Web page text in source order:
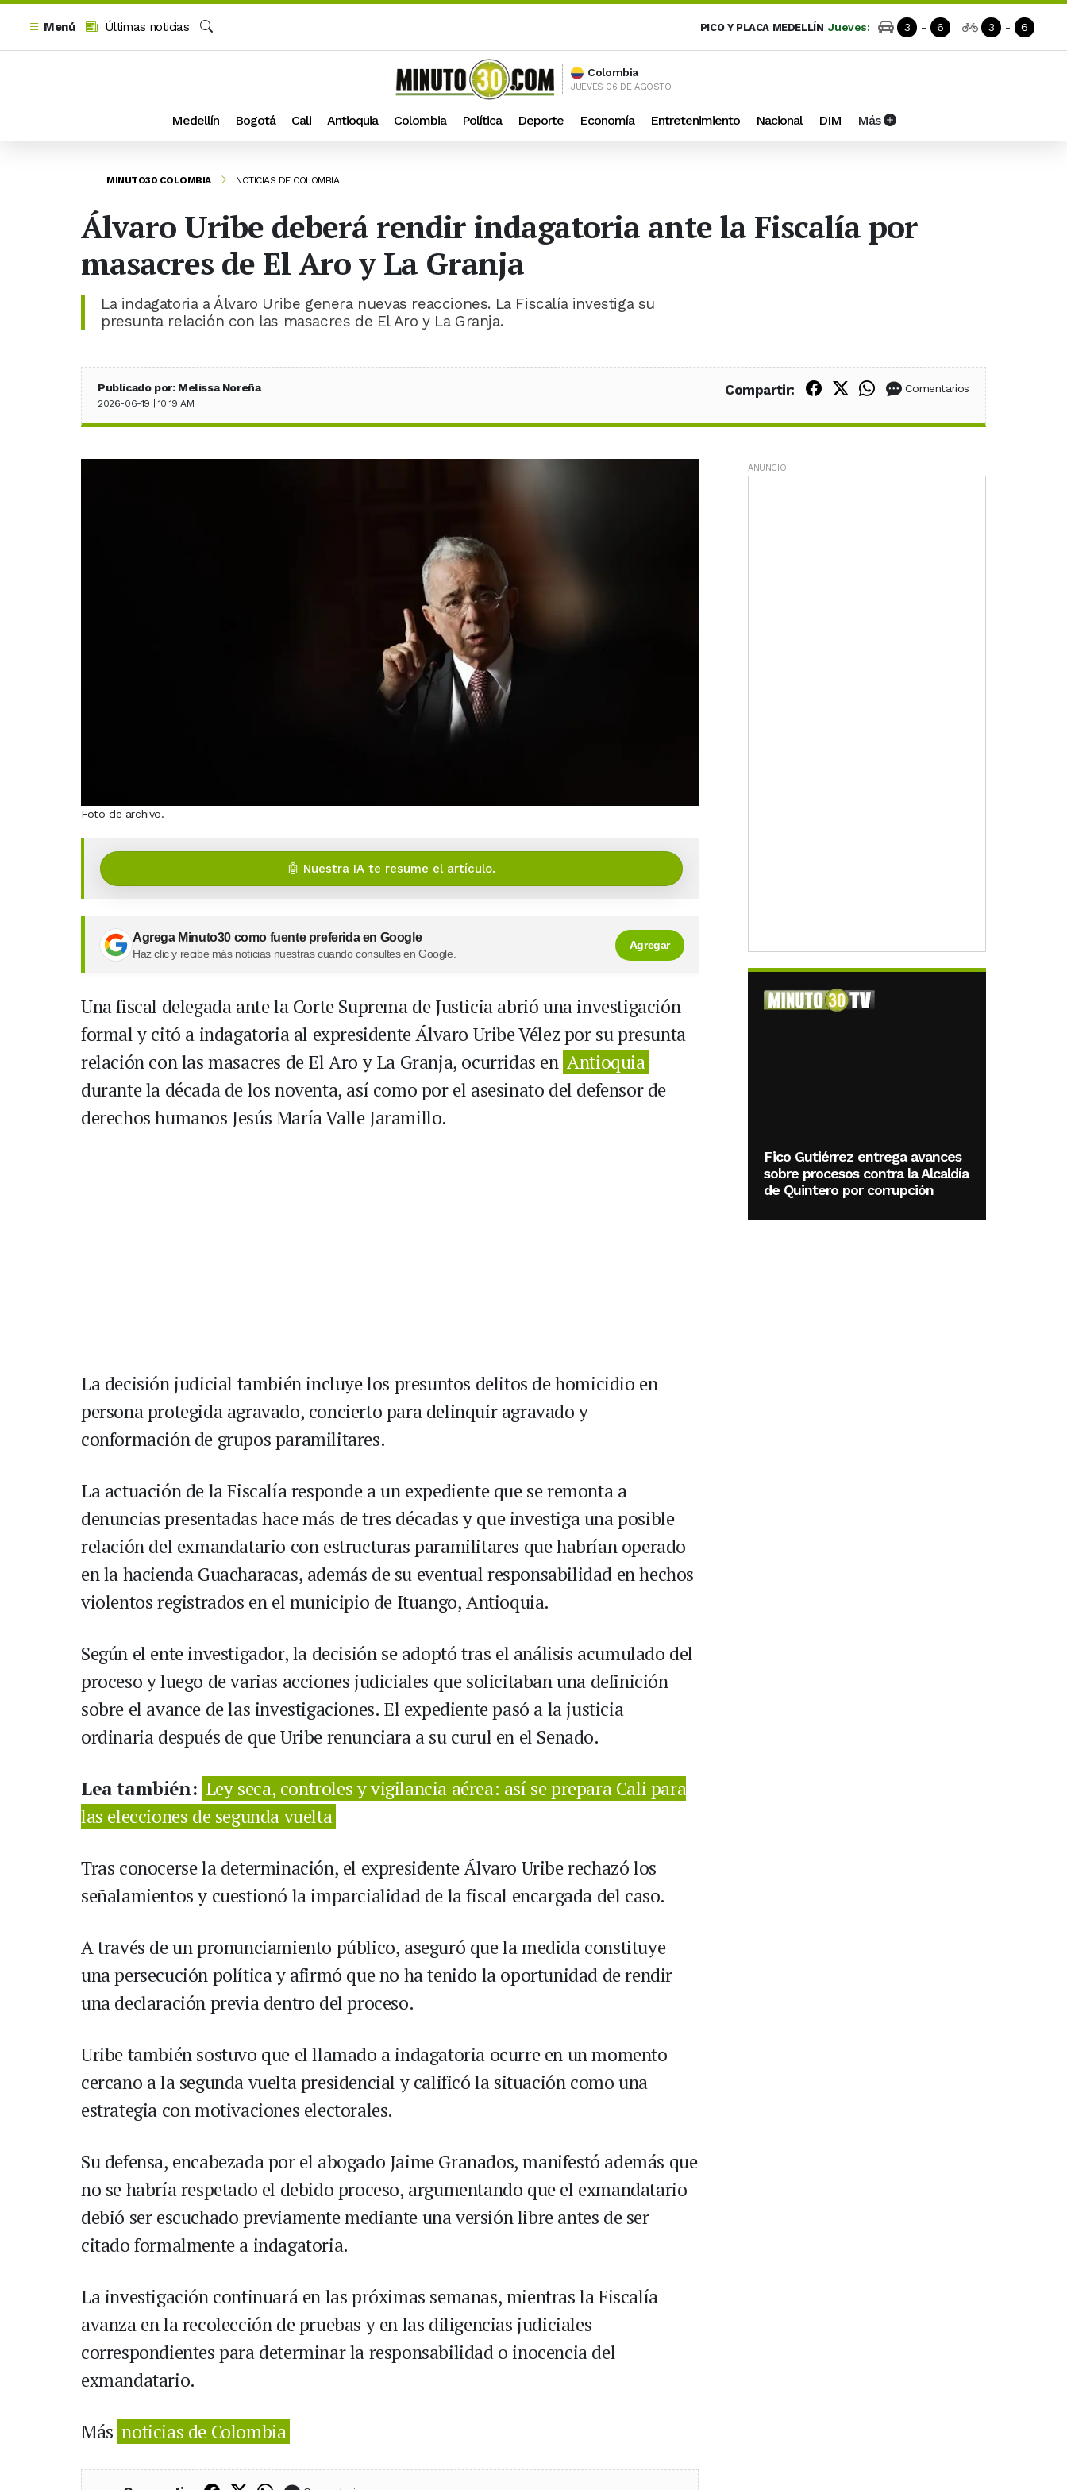
Menú
Últimas noticias
PICO Y PLACA MEDELLÍN Jueves: 3 - 6 3 - 6
Colombia
JUEVES 06 DE AGOSTO
Medellín Bogotá Cali Antioquia Colombia Política Deporte Economía Entretenimiento Nacional DIM Más
MINUTO30 COLOMBIA NOTICIAS DE COLOMBIA
Álvaro Uribe deberá rendir indagatoria ante la Fiscalía por
masacres de El Aro y La Granja
La indagatoria a Álvaro Uribe genera nuevas reacciones. La Fiscalía investiga su
presunta relación con las masacres de El Aro y La Granja.
Publicado por: Melissa Noreña
2026-06-19 | 10:19 AM
Compartir: Compartir en Facebook
Compartir en X (Twitter)
Compartir en WhatsApp
Comentarios
Foto de archivo.
🤖 Nuestra IA te resume el artículo.
Agrega Minuto30 como fuente preferida en Google
Haz clic y recibe más noticias nuestras cuando consultes en Google.
Agregar
Una fiscal delegada ante la Corte Suprema de Justicia abrió una investigación
formal y citó a indagatoria al expresidente Álvaro Uribe Vélez por su presunta
relación con las masacres de El Aro y La Granja, ocurridas en Antioquia
durante la década de los noventa, así como por el asesinato del defensor de
derechos humanos Jesús María Valle Jaramillo.
La decisión judicial también incluye los presuntos delitos de homicidio en
persona protegida agravado, concierto para delinquir agravado y
conformación de grupos paramilitares.
La actuación de la Fiscalía responde a un expediente que se remonta a
denuncias presentadas hace más de tres décadas y que investiga una posible
relación del exmandatario con estructuras paramilitares que habrían operado
en la hacienda Guacharacas, además de su eventual responsabilidad en hechos
violentos registrados en el municipio de Ituango, Antioquia.
Según el ente investigador, la decisión se adoptó tras el análisis acumulado del
proceso y luego de varias acciones judiciales que solicitaban una definición
sobre el avance de las investigaciones. El expediente pasó a la justicia
ordinaria después de que Uribe renunciara a su curul en el Senado.
Lea también: Ley seca, controles y vigilancia aérea: así se prepara Cali para
las elecciones de segunda vuelta
Tras conocerse la determinación, el expresidente Álvaro Uribe rechazó los
señalamientos y cuestionó la imparcialidad de la fiscal encargada del caso.
A través de un pronunciamiento público, aseguró que la medida constituye
una persecución política y afirmó que no ha tenido la oportunidad de rendir
una declaración previa dentro del proceso.
Uribe también sostuvo que el llamado a indagatoria ocurre en un momento
cercano a la segunda vuelta presidencial y calificó la situación como una
estrategia con motivaciones electorales.
Su defensa, encabezada por el abogado Jaime Granados, manifestó además que
no se habría respetado el debido proceso, argumentando que el exmandatario
debió ser escuchado previamente mediante una versión libre antes de ser
citado formalmente a indagatoria.
La investigación continuará en las próximas semanas, mientras la Fiscalía
avanza en la recolección de pruebas y en las diligencias judiciales
correspondientes para determinar la responsabilidad o inocencia del
exmandatario.
Más noticias de Colombia
ANUNCIO
Fico Gutiérrez entrega avances
sobre procesos contra la Alcaldía
de Quintero por corrupción